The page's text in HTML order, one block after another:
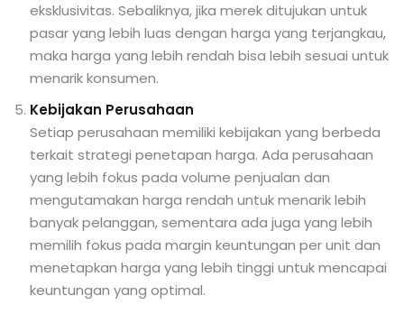
eksklusivitas. Sebaliknya, jika merek ditujukan untuk
pasar yang lebih luas dengan harga yang terjangkau,
maka harga yang lebih rendah bisa lebih sesuai untuk
menarik konsumen.
Kebijakan Perusahaan
Setiap perusahaan memiliki kebijakan yang berbeda
terkait strategi penetapan harga. Ada perusahaan
yang lebih fokus pada volume penjualan dan
mengutamakan harga rendah untuk menarik lebih
banyak pelanggan, sementara ada juga yang lebih
memilih fokus pada margin keuntungan per unit dan
menetapkan harga yang lebih tinggi untuk mencapai
keuntungan yang optimal.